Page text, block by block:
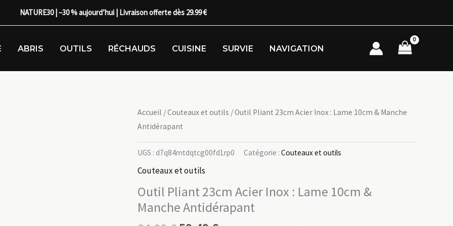
NATURE30 | –30 % aujourd’hui | Livraison offerte dès 29.99 €
ABRIS OUTILS RÉCHAUDS CUISINE SURVIE NAVIGATION
Accueil /Couteaux et outils / Outil Pliant 23cm Acier Inox : Lame 10cm & Manche
Antidérapant
UGS : d7q84mtdqtcg00fd1rp0 Catégorie : Couteaux et outils
Couteaux et outils
Outil Pliant 23cm Acier Inox : Lame 10cm &
Manche Antidérapant